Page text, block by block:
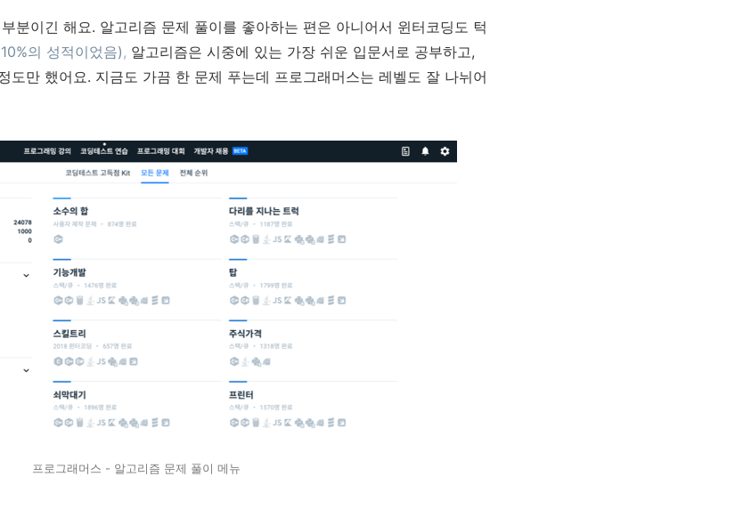
분이긴 해요. 알고리즘 문제 풀이를 좋아하는 편은 아니어서 윈터코딩도 턱
의 성적이었음), 알고리즘은 시중에 있는 가장 쉬운 입문서로 공부하고,
도만 했어요. 지금도 가끔 한 문제 푸는데 프로그래머스는 레벨도 잘 나뉘어
프로그래머스 - 알고리즘 문제 풀이 메뉴